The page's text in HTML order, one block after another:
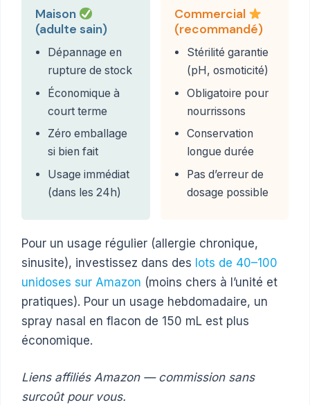
Maison
(adulte sain)
Dépannage en
rupture de stock
Économique à
court terme
Zéro emballage
si bien fait
Usage immédiat
(dans les 24h)
Commercial
(recommandé)
Stérilité garantie
(pH, osmoticité)
Obligatoire pour
nourrissons
Conservation
longue durée
Pas d’erreur de
dosage possible
Pour un usage régulier (allergie chronique,
sinusite), investissez dans des lots de 40–100
unidoses sur Amazon (moins chers à l’unité et
pratiques). Pour un usage hebdomadaire, un
spray nasal en flacon de 150 mL est plus
économique.
Liens affiliés Amazon — commission sans
surcoût pour vous.